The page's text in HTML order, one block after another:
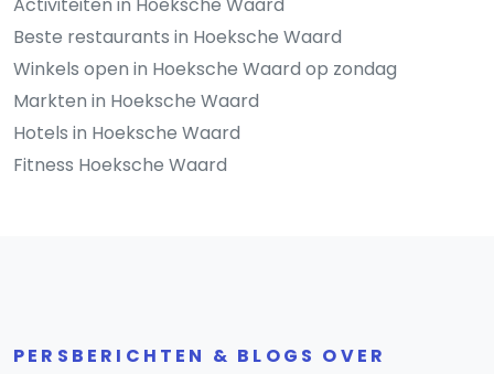
Beste restaurants in Hoeksche Waard
Winkels open in Hoeksche Waard op zondag
Markten in Hoeksche Waard
Hotels in Hoeksche Waard
Fitness Hoeksche Waard
PERSBERICHTEN & BLOGS OVER